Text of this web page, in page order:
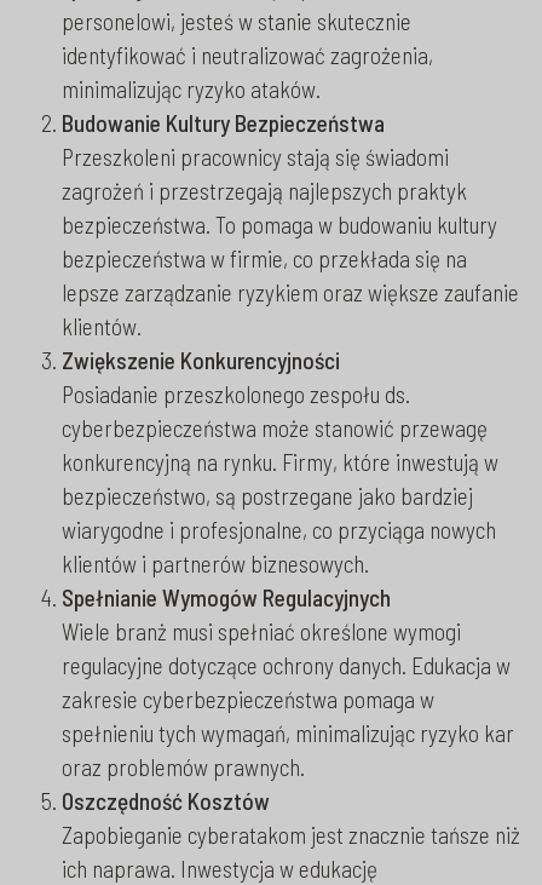
personelowi, jesteś w stanie skutecznie
identyfikować i neutralizować zagrożenia,
minimalizując ryzyko ataków.
Budowanie Kultury Bezpieczeństwa
Przeszkoleni pracownicy stają się świadomi
zagrożeń i przestrzegają najlepszych praktyk
bezpieczeństwa. To pomaga w budowaniu kultury
bezpieczeństwa w firmie, co przekłada się na
lepsze zarządzanie ryzykiem oraz większe zaufanie
klientów.
Zwiększenie Konkurencyjności
Posiadanie przeszkolonego zespołu ds.
cyberbezpieczeństwa może stanowić przewagę
konkurencyjną na rynku. Firmy, które inwestują w
bezpieczeństwo, są postrzegane jako bardziej
wiarygodne i profesjonalne, co przyciąga nowych
klientów i partnerów biznesowych.
Spełnianie Wymogów Regulacyjnych
Wiele branż musi spełniać określone wymogi
regulacyjne dotyczące ochrony danych. Edukacja w
zakresie cyberbezpieczeństwa pomaga w
spełnieniu tych wymagań, minimalizując ryzyko kar
oraz problemów prawnych.
Oszczędność Kosztów
Zapobieganie cyberatakom jest znacznie tańsze niż
ich naprawa. Inwestycja w edukację